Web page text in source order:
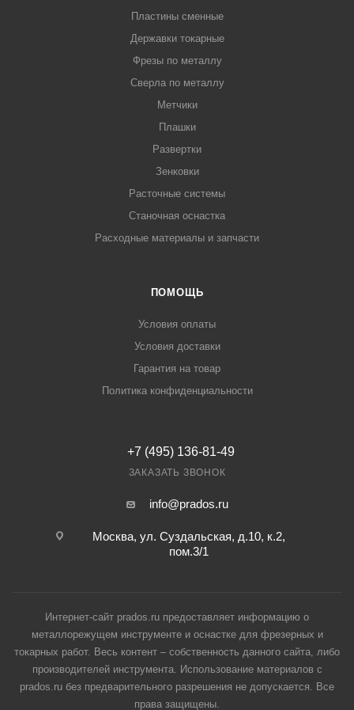
Пластины сменные
Державки токарные
Фрезы по металлу
Сверла по металлу
Метчики
Плашки
Развертки
Зенковки
Расточные системы
Станочная оснастка
Расходные материалы и запчасти
ПОМОЩЬ
Условия оплаты
Условия доставки
Гарантия на товар
Политика конфиденциальности
+7 (495) 136-81-49
ЗАКАЗАТЬ ЗВОНОК
info@prados.ru
Москва, ул. Суздальская, д.10, к.2,
пом.3/1
Интернет-сайт prados.ru предоставляет информацию о
металлорежущем инструменте и оснастке для фрезерных и
токарных работ. Весь контент – собственность данного сайта, либо
производителей инструмента. Использование материалов с
prados.ru без предварительного разрешения не допускается. Все
права защищены.